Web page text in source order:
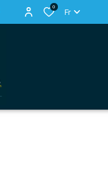
0
Fr